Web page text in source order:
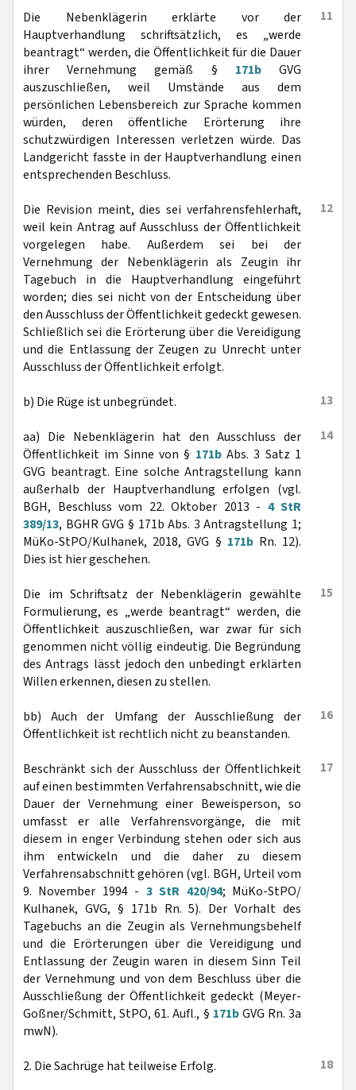
11
Die Nebenklägerin erklärte vor der
Hauptverhandlung schriftsätzlich, es „werde
beantragt“ werden, die Öffentlichkeit für die Dauer
ihrer Vernehmung gemäß § 171bGVG
auszuschließen, weil Umstände aus dem
persönlichen Lebensbereich zur Sprache kommen
würden, deren öffentliche Erörterung ihre
schutzwürdigen Interessen verletzen würde. Das
Landgericht fasste in der Hauptverhandlung einen
entsprechenden Beschluss.
12
Die Revision meint, dies sei verfahrensfehlerhaft,
weil kein Antrag auf Ausschluss der Öffentlichkeit
vorgelegen habe. Außerdem sei bei der
Vernehmung der Nebenklägerin als Zeugin ihr
Tagebuch in die Hauptverhandlung eingeführt
worden; dies sei nicht von der Entscheidung über
den Ausschluss der Öffentlichkeit gedeckt gewesen.
Schließlich sei die Erörterung über die Vereidigung
und die Entlassung der Zeugen zu Unrecht unter
Ausschluss der Öffentlichkeit erfolgt.
13
b) Die Rüge ist unbegründet.
14
aa) Die Nebenklägerin hat den Ausschluss der
Öffentlichkeit im Sinne von § 171bAbs. 3 Satz 1
GVG beantragt. Eine solche Antragstellung kann
außerhalb der Hauptverhandlung erfolgen (vgl.
BGH, Beschluss vom 22. Oktober 2013 - 4 StR
389/13, BGHR GVG § 171b Abs. 3 Antragstellung 1;
MüKo-StPO/Kulhanek, 2018, GVG § 171bRn. 12).
Dies ist hier geschehen.
15
Die im Schriftsatz der Nebenklägerin gewählte
Formulierung, es „werde beantragt“ werden, die
Öffentlichkeit auszuschließen, war zwar für sich
genommen nicht völlig eindeutig. Die Begründung
des Antrags lässt jedoch den unbedingt erklärten
Willen erkennen, diesen zu stellen.
16
bb) Auch der Umfang der Ausschließung der
Öffentlichkeit ist rechtlich nicht zu beanstanden.
17
Beschränkt sich der Ausschluss der Öffentlichkeit
auf einen bestimmten Verfahrensabschnitt, wie die
Dauer der Vernehmung einer Beweisperson, so
umfasst er alle Verfahrensvorgänge, die mit
diesem in enger Verbindung stehen oder sich aus
ihm entwickeln und die daher zu diesem
Verfahrensabschnitt gehören (vgl. BGH, Urteil vom
9. November 1994 - 3 StR 420/94; MüKo-StPO/
Kulhanek, GVG, § 171b Rn. 5). Der Vorhalt des
Tagebuchs an die Zeugin als Vernehmungsbehelf
und die Erörterungen über die Vereidigung und
Entlassung der Zeugin waren in diesem Sinn Teil
der Vernehmung und von dem Beschluss über die
Ausschließung der Öffentlichkeit gedeckt (Meyer-
Goßner/Schmitt, StPO, 61. Aufl., § 171bGVG Rn. 3a
mwN).
18
2. Die Sachrüge hat teilweise Erfolg.